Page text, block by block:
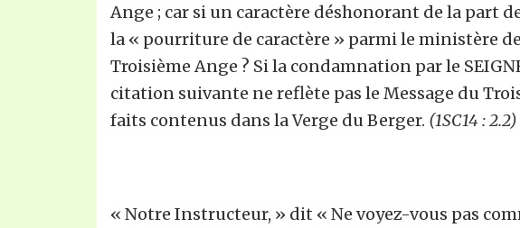
Ange ; car si un caractère déshonorant de la part
la « pourriture de caractère » parmi le ministère
Troisième Ange ? Si la condamnation par le
citation suivante ne reflète pas le Message du
faits contenus dans la Verge du Berger. (1SC14 : 2.2)
« Notre Instructeur, » dit « Ne voyez-vous pas